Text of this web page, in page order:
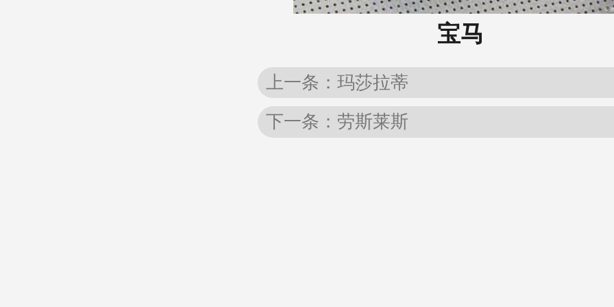
宝马
上一条：玛莎拉蒂
下一条：劳斯莱斯